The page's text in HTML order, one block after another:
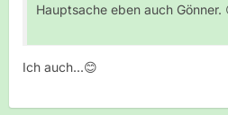
Hauptsache eben auch Gönner.
Ich auch...😊